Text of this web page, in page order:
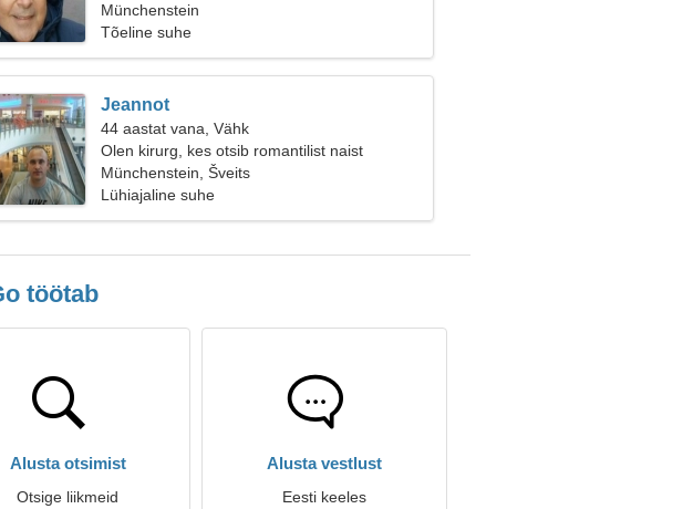
Münchenstein
Tõeline suhe
Jeannot
44 aastat vana, Vähk
Olen kirurg, kes otsib romantilist naist
Münchenstein, Šveits
Lühiajaline suhe
töötab
Alusta otsimist
Otsige liikmeid
Alusta vestlust
Eesti keeles